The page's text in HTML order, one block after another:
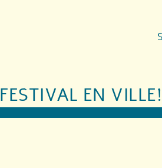
FESTIVAL EN VILLE!